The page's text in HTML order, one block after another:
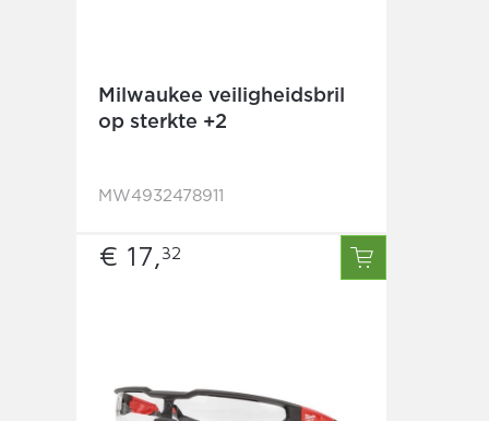
Milwaukee veiligheidsbril
op sterkte +2
MW4932478911
€ 17, 32